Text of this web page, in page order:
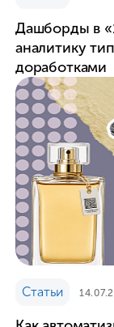
Дашборды в
аналитику
доработками
Статьи